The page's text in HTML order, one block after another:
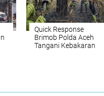
Quick Response
Brimob Polda Aceh
Tangani Kebakaran